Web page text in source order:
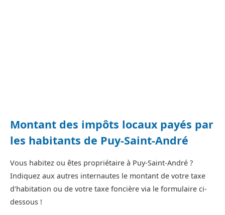
Montant des impôts locaux payés par
les habitants de Puy-Saint-André
Vous habitez ou êtes propriétaire à Puy-Saint-André ?
Indiquez aux autres internautes le montant de votre taxe
d'habitation ou de votre taxe foncière via le formulaire ci-
dessous !